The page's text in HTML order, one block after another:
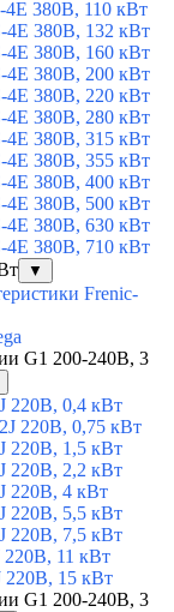
380В, 110 кВт
4E 380В, 132 кВт
4E 380В, 160 кВт
4E 380В, 200 кВт
4E 380В, 220 кВт
4E 380В, 280 кВт
4E 380В, 315 кВт
4E 380В, 355 кВт
4E 380В, 400 кВт
4E 380В, 500 кВт
4E 380В, 630 кВт
4E 380В, 710 кВт
▼
Frenic-
G1 200-240В, 3
220В, 0,4 кВт
220В, 0,75 кВт
220В, 1,5 кВт
220В, 2,2 кВт
220В, 4 кВт
220В, 5,5 кВт
220В, 7,5 кВт
220В, 11 кВт
220В, 15 кВт
G1 200-240В, 3